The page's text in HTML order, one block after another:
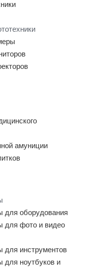
амуниции
оборудования
для фото и видео
инструментов
ноутбуков и